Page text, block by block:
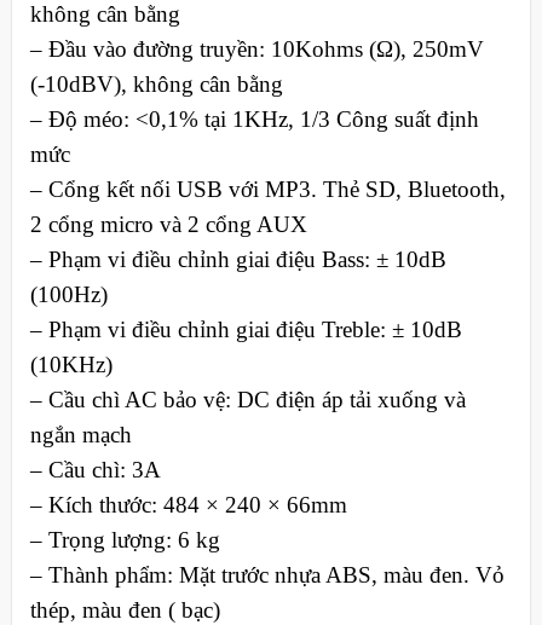
không cân bằng
– Đầu vào đường truyền: 10Kohms (Ω), 250mV
(-10dBV), không cân bằng
– Độ méo: <0,1% tại 1KHz, 1/3 Công suất định
mức
– Cổng kết nối USB với MP3. Thẻ SD, Bluetooth,
2 cổng micro và 2 cổng AUX
– Phạm vi điều chỉnh giai điệu Bass: ± 10dB
(100Hz)
– Phạm vi điều chỉnh giai điệu Treble: ± 10dB
(10KHz)
– Cầu chì AC bảo vệ: DC điện áp tải xuống và
ngắn mạch
– Cầu chì: 3A
– Kích thước: 484 × 240 × 66mm
– Trọng lượng: 6 kg
– Thành phẩm: Mặt trước nhựa ABS, màu đen. Vỏ
thép, màu đen ( bạc)